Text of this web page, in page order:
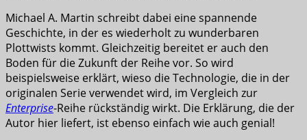
Michael A. Martin schreibt dabei eine spannende
Geschichte, in der es wiederholt zu wunderbaren
Plottwists kommt. Gleichzeitig bereitet er auch den
Boden für die Zukunft der Reihe vor. So wird
beispielsweise erklärt, wieso die Technologie, die in der
originalen Serie verwendet wird, im Vergleich zur
Enterprise-Reihe rückständig wirkt. Die Erklärung, die der
Autor hier liefert, ist ebenso einfach wie auch genial!